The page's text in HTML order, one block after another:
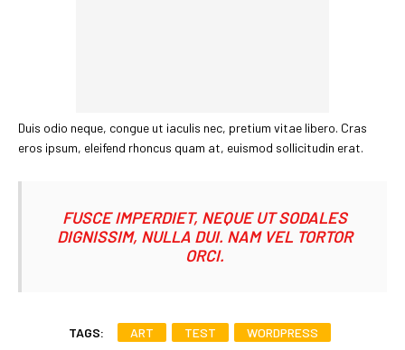
Duis odio neque, congue ut iaculis nec, pretium vitae libero. Cras
eros ipsum, eleifend rhoncus quam at, euismod sollicitudin erat.
FUSCE IMPERDIET, NEQUE UT SODALES
DIGNISSIM, NULLA DUI. NAM VEL TORTOR
ORCI.
TAGS: ART TEST WORDPRESS